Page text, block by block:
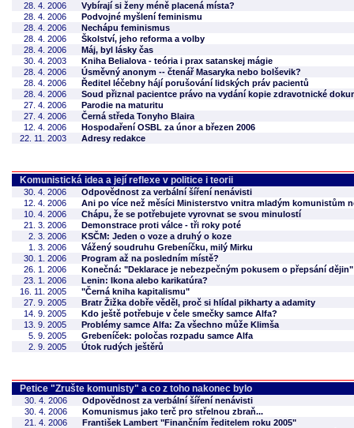
28. 4. 2006
Vybírají si ženy méně placená místa?
28. 4. 2006
Podvojné myšlení feminismu
28. 4. 2006
Nechápu feminismus
28. 4. 2006
Školství, jeho reforma a volby
28. 4. 2006
Máj, byl lásky čas
30. 4. 2003
Kniha Belialova - teória i prax satanskej mágie
28. 4. 2006
Úsměvný anonym -- čtenář Masaryka nebo bolševik?
28. 4. 2006
Ředitel léčebny hájí porušování lidských práv pacientů
28. 4. 2006
Soud přiznal pacientce právo na vydání kopie zdravotnické
27. 4. 2006
Parodie na maturitu
27. 4. 2006
Černá středa Tonyho Blaira
12. 4. 2006
Hospodaření OSBL za únor a březen 2006
22. 11. 2003
Adresy redakce
Komunistická idea a její reflexe v politice i teorii
30. 4. 2006
Odpovědnost za verbální šíření nenávisti
12. 4. 2006
Ani po více než měsíci Ministerstvo vnitra mladým komunistům
10. 4. 2006
Chápu, že se potřebujete vyrovnat se svou minulostí
21. 3. 2006
Demonstrace proti válce - tři roky poté
2. 3. 2006
KSČM: Jeden o voze a druhý o koze
1. 3. 2006
Vážený soudruhu Grebeníčku, milý Mirku
30. 1. 2006
Program až na posledním místě?
26. 1. 2006
Konečná: "Deklarace je nebezpečným pokusem o přepsání dějin"
23. 1. 2006
Lenin: Ikona alebo karikatúra?
16. 11. 2005
"Černá kniha kapitalismu"
27. 9. 2005
Bratr Žižka dobře věděl, proč si hlídal pikharty a adamity
14. 9. 2005
Kdo ještě potřebuje v čele smečky samce Alfa?
13. 9. 2005
Problémy samce Alfa: Za všechno může Klimša
5. 9. 2005
Grebeníček: poločas rozpadu samce Alfa
2. 9. 2005
Útok rudých ještěrů
Petice "Zrušte komunisty" a co z toho nakonec bylo
30. 4. 2006
Odpovědnost za verbální šíření nenávisti
30. 4. 2006
Komunismus jako terč pro střelnou zbraň...
21. 4. 2006
František Lambert "Finančním ředitelem roku 2005"